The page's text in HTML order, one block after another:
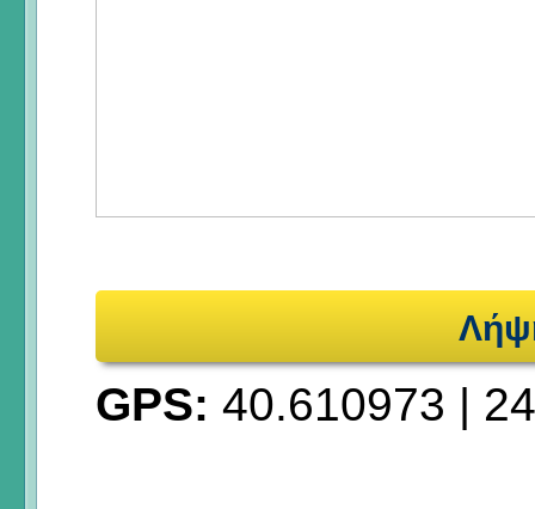
GPS: 40.610973 |